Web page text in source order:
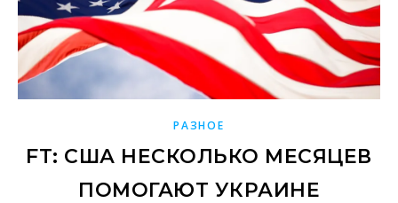
РАЗНОЕ
FT: США НЕСКОЛЬКО МЕСЯЦЕВ
ПОМОГАЮТ УКРАИНЕ